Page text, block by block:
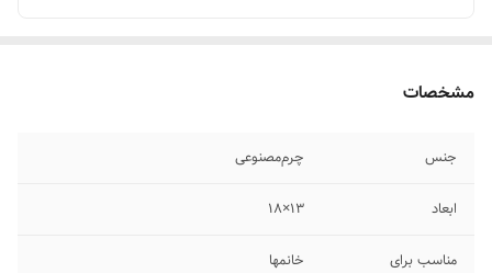
مشخصات
جنس چرم‌مصنوعی
ابعاد ۱۳×۱۸
مناسب برای خانمها